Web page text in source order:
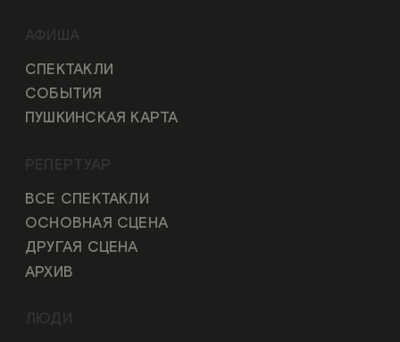
АФИША
СПЕКТАКЛИ
СОБЫТИЯ
ПУШКИНСКАЯ КАРТА
РЕПЕРТУАР
ВСЕ СПЕКТАКЛИ
ОСНОВНАЯ СЦЕНА
ДРУГАЯ СЦЕНА
АРХИВ
ЛЮДИ